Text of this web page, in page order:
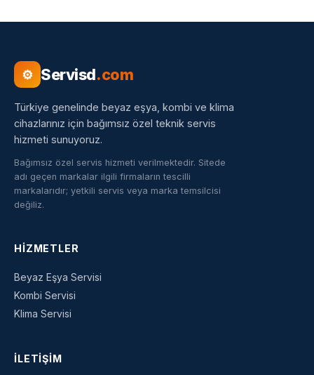
⚙ Servisd.com
Türkiye genelinde beyaz eşya, kombi ve klima
cihazlarınız için bağımsız özel teknik servis
hizmeti sunuyoruz.
Bağımsız özel servis hizmeti verilmektedir. Sitede
adı geçen markalar ilgili firmaların tescilli
markalarıdır; yetkili servis veya marka temsilcisi
değiliz.
HIZMETLER
Beyaz Eşya Servisi
Kombi Servisi
Klima Servisi
İLETIŞIM